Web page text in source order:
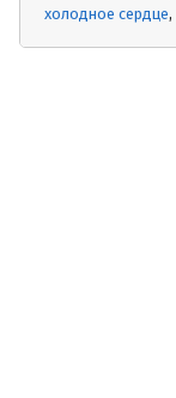
холодное сердце